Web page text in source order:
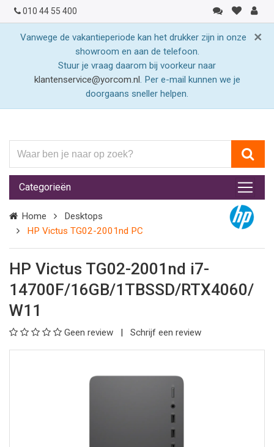
010 44 55 400
×
Vanwege de vakantieperiode kan het drukker zijn in onze
showroom en aan de telefoon.
Stuur je vraag daarom bij voorkeur naar
klantenservice@yorcom.nl. Per e-mail kunnen we je
doorgaans sneller helpen.
ben
je
naar
op
zoek?
Categorieën
Home
Desktops
HP Victus TG02-2001nd PC
HP Victus TG02-2001nd i7-
14700F/16GB/1TBSSD/RTX4060/
W11
Geen review Schrijf een review